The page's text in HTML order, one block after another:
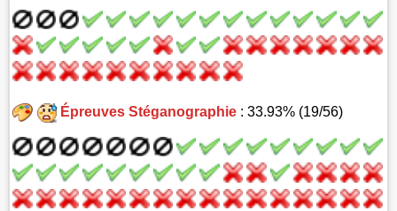
Épreuves Stéganographie: 33.93% (19/56)